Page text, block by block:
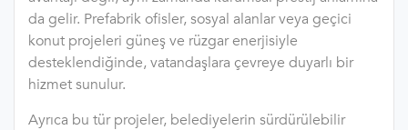
da gelir. Prefabrik ofisler, sosyal alanlar veya geçici
konut projeleri güneş ve rüzgar enerjisiyle
desteklendiğinde, vatandaşlara çevreye duyarlı bir
hizmet sunulur.
Ayrıca bu tür projeler, belediyelerin sürdürülebilir